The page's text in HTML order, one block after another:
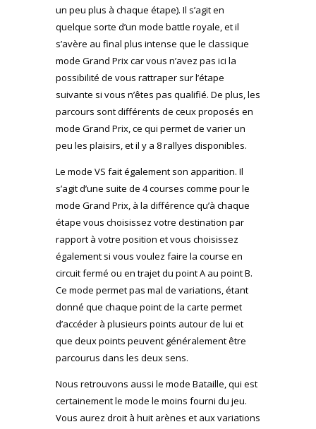
un peu plus à chaque étape). Il s’agit en
quelque sorte d’un mode battle royale, et il
s’avère au final plus intense que le classique
mode Grand Prix car vous n’avez pas ici la
possibilité de vous rattraper sur l’étape
suivante si vous n’êtes pas qualifié. De plus, les
parcours sont différents de ceux proposés en
mode Grand Prix, ce qui permet de varier un
peu les plaisirs, et il y a 8 rallyes disponibles.
Le mode VS fait également son apparition. Il
s’agit d’une suite de 4 courses comme pour le
mode Grand Prix, à la différence qu’à chaque
étape vous choisissez votre destination par
rapport à votre position et vous choisissez
également si vous voulez faire la course en
circuit fermé ou en trajet du point A au point B.
Ce mode permet pas mal de variations, étant
donné que chaque point de la carte permet
d’accéder à plusieurs points autour de lui et
que deux points peuvent généralement être
parcourus dans les deux sens.
Nous retrouvons aussi le mode Bataille, qui est
certainement le mode le moins fourni du jeu.
Vous aurez droit à huit arènes et aux variations